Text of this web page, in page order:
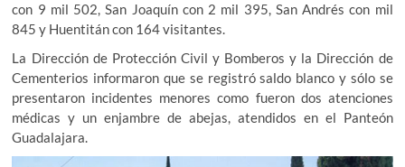
con 9 mil 502, San Joaquín con 2 mil 395, San Andrés con mil
845 y Huentitán con 164 visitantes.
La Dirección de Protección Civil y Bomberos y la Dirección de
Cementerios informaron que se registró saldo blanco y sólo se
presentaron incidentes menores como fueron dos atenciones
médicas y un enjambre de abejas, atendidos en el Panteón
Guadalajara.